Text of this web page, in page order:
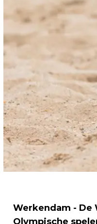
Werkendam - De
Olympische